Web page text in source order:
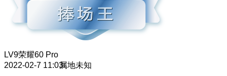
LV9荣耀60 Pro
2022-02-7 11:03属地未知